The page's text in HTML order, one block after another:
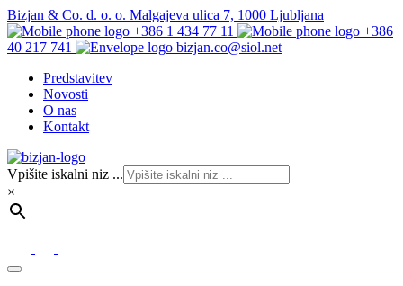
Bizjan & Co. d. o. o. Malgajeva ulica 7, 1000 Ljubljana
+386 1 434 77 11
+386
40 217 741
bizjan.co@siol.net
Predstavitev
Novosti
O nas
Kontakt
Vpišite iskalni niz ...
×